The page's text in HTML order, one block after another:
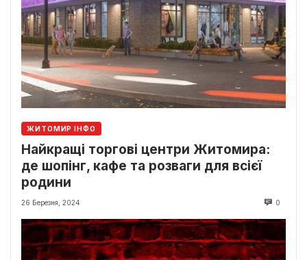
ЖИТОМИР ІНФО
Найкращі торгові центри Житомира:
де шопінг, кафе та розваги для всієї
родини
26 Березня, 2024 0